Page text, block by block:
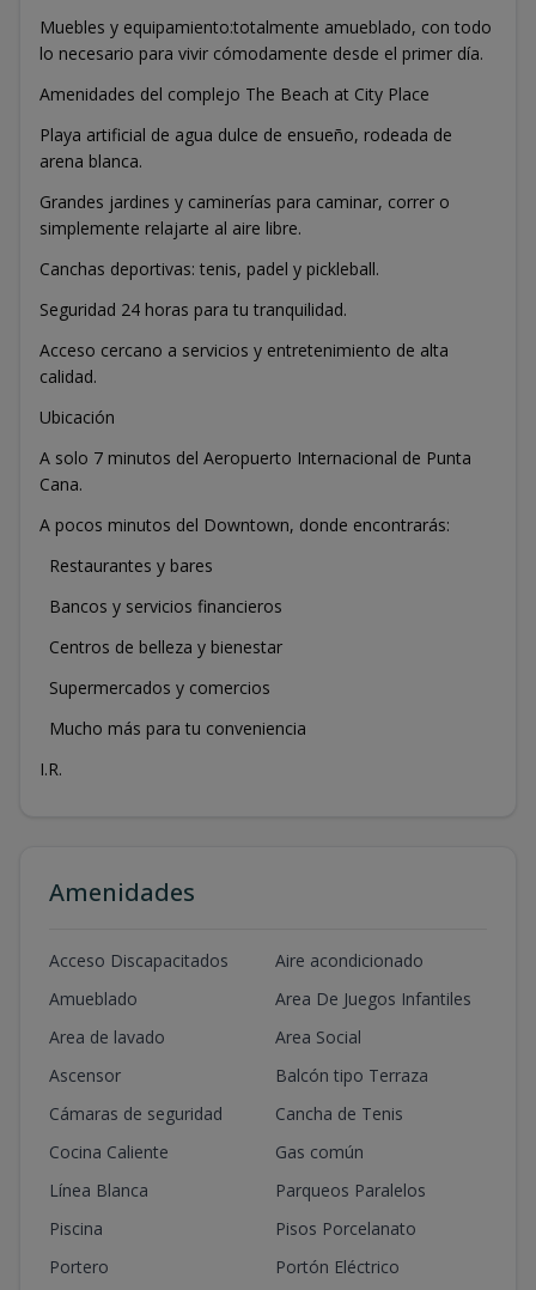
Muebles y equipamiento:totalmente amueblado, con todo
lo necesario para vivir cómodamente desde el primer día.
Amenidades del complejo The Beach at City Place
Playa artificial de agua dulce de ensueño, rodeada de
arena blanca.
Grandes jardines y caminerías para caminar, correr o
simplemente relajarte al aire libre.
Canchas deportivas: tenis, padel y pickleball.
Seguridad 24 horas para tu tranquilidad.
Acceso cercano a servicios y entretenimiento de alta
calidad.
Ubicación
A solo 7 minutos del Aeropuerto Internacional de Punta
Cana.
A pocos minutos del Downtown, donde encontrarás:
Restaurantes y bares
Bancos y servicios financieros
Centros de belleza y bienestar
Supermercados y comercios
Mucho más para tu conveniencia
I.R.
Amenidades
Acceso Discapacitados
Aire acondicionado
Amueblado
Area De Juegos Infantiles
Area de lavado
Area Social
Ascensor
Balcón tipo Terraza
Cámaras de seguridad
Cancha de Tenis
Cocina Caliente
Gas común
Línea Blanca
Parqueos Paralelos
Piscina
Pisos Porcelanato
Portero
Portón Eléctrico